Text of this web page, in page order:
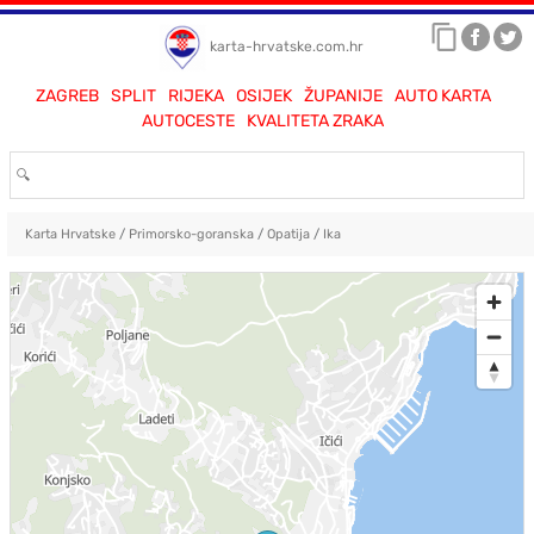
karta-hrvatske.com.hr
ZAGREB SPLIT RIJEKA OSIJEK ŽUPANIJE
AUTO KARTA
AUTOCESTE
KVALITETA ZRAKA
Karta Hrvatske/ Primorsko-goranska/ Opatija/ Ika